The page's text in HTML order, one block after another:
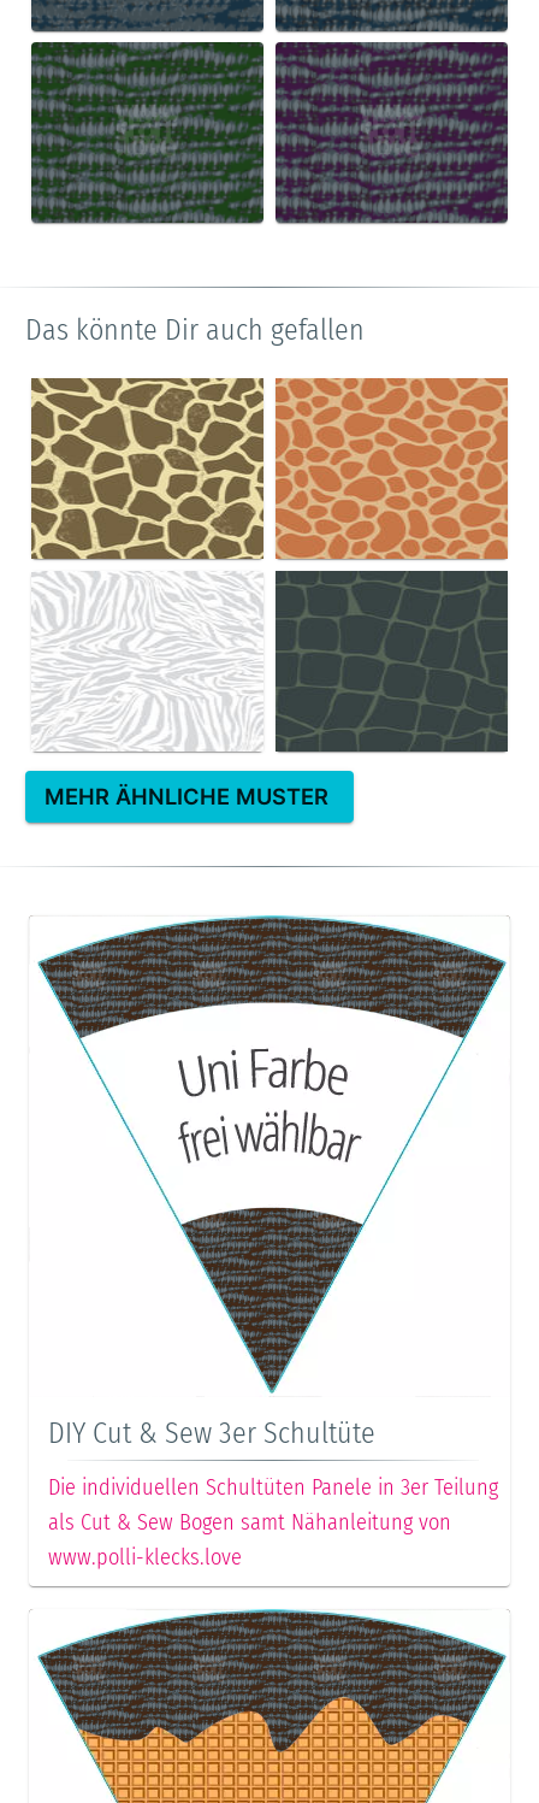
Das könnte Dir auch gefallen
MEHR ÄHNLICHE MUSTER
DIY Cut & Sew 3er Schultüte
Die individuellen Schultüten Panele in 3er Teilung
als Cut & Sew Bogen samt Nähanleitung von
www.polli-klecks.love